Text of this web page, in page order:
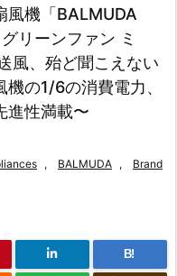
風機「BALMUDA
リーンファン ミ
風、殆ど聞こえない
の1/6の消費電力、
進性満載〜
, BALMUDA , Brand
B!